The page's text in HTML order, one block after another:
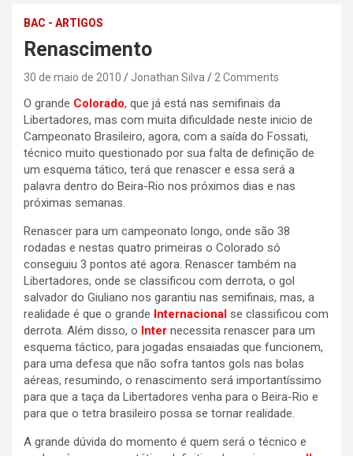
BAC - ARTIGOS
Renascimento
30 de maio de 2010 Jonathan Silva 2 Comments
O grande Colorado, que já está nas semifinais da
Libertadores, mas com muita dificuldade neste inicio de
Campeonato Brasileiro, agora, com a saída do Fossati,
técnico muito questionado por sua falta de definição de
um esquema tático, terá que renascer e essa será a
palavra dentro do Beira-Rio nos próximos dias e nas
próximas semanas.
Renascer para um campeonato longo, onde são 38
rodadas e nestas quatro primeiras o Colorado só
conseguiu 3 pontos até agora. Renascer também na
Libertadores, onde se classificou com derrota, o gol
salvador do Giuliano nos garantiu nas semifinais, mas, a
realidade é que o grande Internacional se classificou com
derrota. Além disso, o Inter necessita renascer para um
esquema táctico, para jogadas ensaiadas que funcionem,
para uma defesa que não sofra tantos gols nas bolas
aéreas, resumindo, o renascimento será importantíssimo
para que a taça da Libertadores venha para o Beira-Rio e
para que o tetra brasileiro possa se tornar realidade.
A grande dúvida do momento é quem será o técnico e